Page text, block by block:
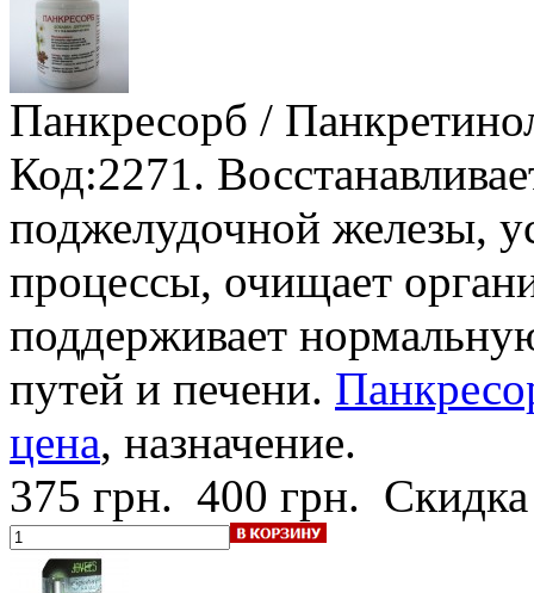
Панкресорб /
Код:2271.
поджелудочной железы,
процессы, очищает
поддерживает
путей и печени.
цена, назначение.
375 грн. 400 грн.